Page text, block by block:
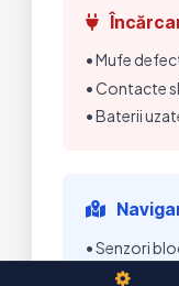
• Mufe
• Contacte
• Baterii
• Senzori
• Erori de laser